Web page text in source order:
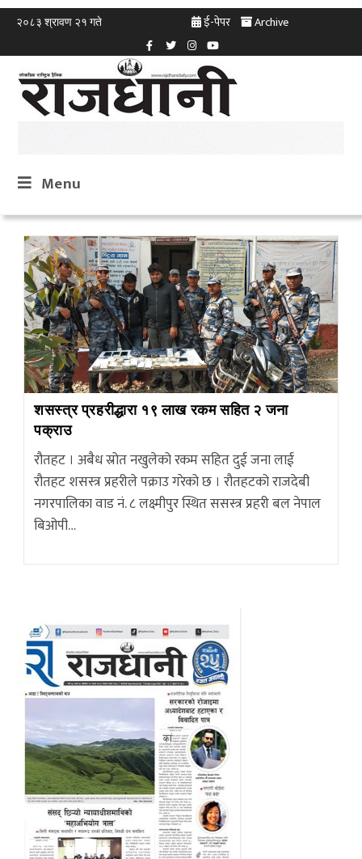
२०८३ श्रावण २१ गते ई-पेपर Archive
Menu
शसस्त्र प्रहरीद्धारा १९ लाख रकम सहित २ जना
पक्राउ
रौतहट । अबैध स्रोत नखुलेको रकम सहित दुई जना लाई
रौतहट शसस्त्र प्रहरीले पक्राउ गरेको छ । रौतहटको राजदेबी
नगरपालिका वाड नं. ८ लक्ष्मीपुर स्थित ससस्त्र प्रहरी बल नेपाल
बिओपी…